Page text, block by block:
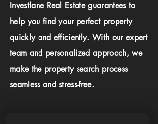
Investlane Real Estate guarantees to
help you find your perfect property
quickly and efficiently. With our expert
team and personalized approach, we
make the property search process
seamless and stress-free.